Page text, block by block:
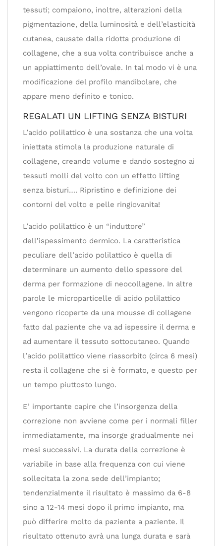
tessuti; compaiono, inoltre, alterazioni della
pigmentazione, della luminosità e dell’elasticità
cutanea, causate dalla ridotta produzione di
collagene, che a sua volta contribuisce anche a
un appiattimento dell’ovale. In tal modo vi è una
modificazione del profilo mandibolare, che
appare meno definito e tonico.
REGALATI UN LIFTING SENZA BISTURI
L’acido polilattico è una sostanza che una volta
iniettata stimola la produzione naturale di
collagene, creando volume e dando sostegno ai
tessuti molli del volto con un effetto lifting
senza bisturi…. Ripristino e definizione dei
contorni del volto e pelle ringiovanita!
L’acido polilattico è un “induttore”
dell’ispessimento dermico. La caratteristica
peculiare dell’acido polilattico è quella di
determinare un aumento dello spessore del
derma per formazione di neocollagene. In altre
parole le microparticelle di acido polilattico
vengono ricoperte da una mousse di collagene
fatto dal paziente che va ad ispessire il derma e
ad aumentare il tessuto sottocutaneo. Quando
l’acido polilattico viene riassorbito (circa 6 mesi)
resta il collagene che si è formato, e questo per
un tempo piuttosto lungo.
E’ importante capire che l’insorgenza della
correzione non avviene come per i normali filler
immediatamente, ma insorge gradualmente nei
mesi successivi. La durata della correzione è
variabile in base alla frequenza con cui viene
sollecitata la zona sede dell’impianto;
tendenzialmente il risultato è massimo da 6-8
sino a 12-14 mesi dopo il primo impianto, ma
può differire molto da paziente a paziente. Il
risultato ottenuto avrà una lunga durata e sarà